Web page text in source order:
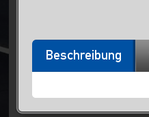
Beschreibung